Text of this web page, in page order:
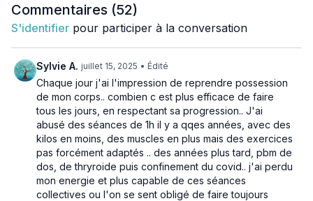
blessures et les douleurs chroniques. 🚫🦵
Le haut du dos, avec ses nombreuses articulations et muscles,
joue un rôle vital dans le maintien de la posture et la
prévention des douleurs dorsales.
Une bonne flexibilité dans ces zones permet non seulement
d'améliorer la posture et la performance physique, mais aussi
de réduire les tensions et les douleurs au quotidien. 🙆‍♂️🧍‍♀️
Pour cette séance, vous aurez besoin :
un tapis
une balle de massage ou de tennis 🎾
un bloc de yoga (optionnel)
Commentaires (52)
S'identifier pour participer à la conversation
Sylvie A. juillet 15, 2025 • Édité
Chaque jour j'ai l'impression de reprendre possession
de mon corps.. combien c est plus efficace de faire
tous les jours, en respectant sa progression.. J'ai
abusé des séances de 1h il y a qqes années, avec des
kilos en moins, des muscles en plus mais des exercices
pas forcément adaptés .. des années plus tard, pbm de
dos, de thryroide puis confinement du covid.. j'ai perdu
mon energie et plus capable de ces séances
collectives ou l'on se sent obligé de faire toujours